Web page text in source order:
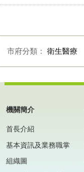
市府分類： 衛生醫療
機關簡介
首長介紹
基本資訊及業務職掌
組織圖